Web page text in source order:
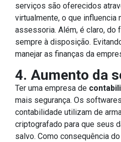
serviços são oferecidos
virtualmente, o que influencia
assessoria. Além, é claro, do
sempre à disposição.
manejar as finanças da
4. Aumento da
Ter uma empresa de
mais segurança. Os
contabilidade utilizam de
criptografado para que seus
salvo. Como consequência